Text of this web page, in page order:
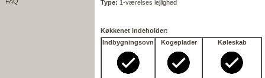
Type: 1-værelses lejlighed
Køkkenet indeholder:
Indbygningsovn
Kogeplader Køleskab